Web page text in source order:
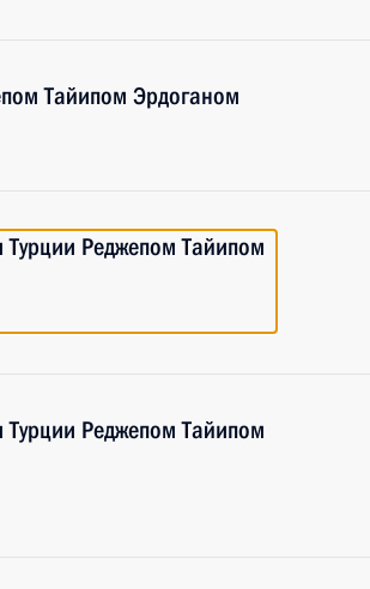
Тайипом Эрдоганом
Реджепом Тайипом
Реджепом Тайипом